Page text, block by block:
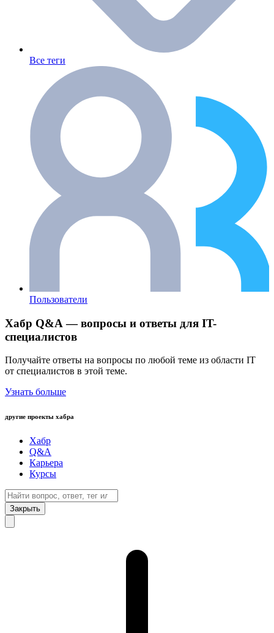
Все теги
Пользователи
Хабр Q&A — вопросы и ответы для IT-
специалистов
Получайте ответы на вопросы по любой теме из области IT
от специалистов в этой теме.
Узнать больше
другие проекты хабра
Хабр
Q&A
Карьера
Курсы
Закрыть